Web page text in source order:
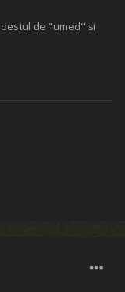
de "umed" si